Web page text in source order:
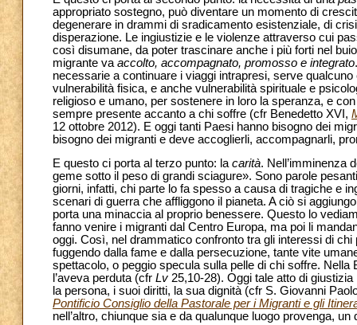
appropriato sostegno, può diventare un momento di
degenerare in drammi di sradicamento esistenziale, di
disperazione. Le ingiustizie e le violenze attraverso cui
così disumane, da poter trascinare anche i più forti nel
migrante va accolto, accompagnato, promosso e integrato
necessarie a continuare i viaggi intrapresi, serve
vulnerabilità fisica, e anche vulnerabilità spirituale e
religioso e umano, per sostenere in loro la speranza, e
sempre presente accanto a chi soffre (cfr Benedetto XVI,
12 ottobre 2012). E oggi tanti Paesi hanno bisogno dei
bisogno dei migranti e deve accoglierli, accompagnarli,
E questo ci porta al terzo punto: lacarità. Nell’imminenza
geme sotto il peso di grandi sciagure». Sono parole
giorni, infatti, chi parte lo fa spesso a causa di tragiche e
scenari di guerra che affliggono il pianeta. A ciò si
porta una minaccia al proprio benessere. Questo lo
fanno venire i migranti dal Centro Europa, ma poi li
oggi. Così, nel drammatico confronto tra gli interessi di
fuggendo dalla fame e dalla persecuzione, tante vite
spettacolo, o peggio specula sulla pelle di chi soffre.
l’aveva perduta (cfr Lv 25,10-28). Oggi tale atto di
la persona, i suoi diritti, la sua dignità (cfr S. Giovanni
Pontificio Consiglio della Pastorale per i Migranti e gli
nell’altro, chiunque sia e da qualunque luogo provenga,